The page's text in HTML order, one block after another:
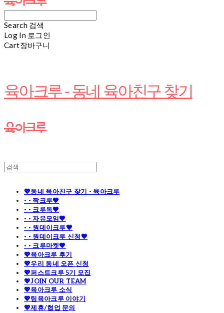
Search 검색
Log In 로그인
Cart장바구니
육아크루 - 동네 육아친구 찾기
💖동네 육아친구 찾기 - 육아크루
· · 짝크루🧡
· · 크루톡🧡
· · 자유모임🧡
· · 원데이크루🧡
· · 원데이크루 신청🧡
· · 크루마켓🧡
💖육아크루 후기
💖우리 동네 오픈 신청
💖퍼스트크루 5기 모집
💖JOIN OUR TEAM
💖육아크루 소식
💖팀육아크루 이야기
💖제휴/협업 문의